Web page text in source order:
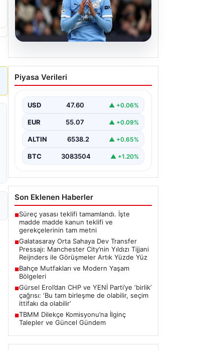
05.08.2026
Galatasaray Orta Sahaya
Dev Transfer Pressajı:
Yıldızı Tijjani Reijnders ile
Görüşmeler Artık Yüzde
Galatasaray, yeni sezon için olası
bölgesine güçlü bir takviye yapma…
Piyasa Verileri
USD 47.60 ▲ +0.06%
EUR 55.07 ▲ +0.09%
ALTIN 6538.2 ▲ +0.65%
BTC 3083504 ▲ +1.20%
Son Eklenen Haberler
■Süreç yasası teklifi tamamlandı. İşte
madde madde kanun teklifi ve
gerekçelerinin tam metni
■Galatasaray Orta Sahaya Dev Transfer
Pressajı: Manchester City’nin Yıldızı Tijjani
Reijnders ile Görüşmeler Artık Yüzde Yüz
■Bahçe Mutfakları ve Modern Yaşam
Bölgeleri
■Gürsel Erol’dan CHP ve YENİ Parti’ye ‘birlik’
çağrısı: ‘Bu tam birleşme de olabilir, seçim
ittifakı da olabilir’
■TBMM Dilekçe Komisyonu’na İlginç
Talepler ve Güncel Gündem